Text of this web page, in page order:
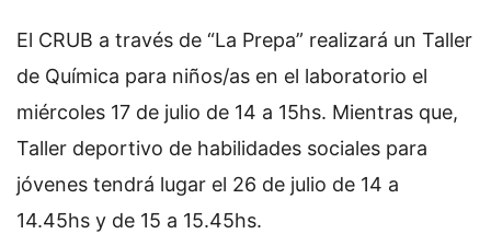
El CRUB a través de “La Prepa” realizará un Taller
de Química para niños/as en el laboratorio el
miércoles 17 de julio de 14 a 15hs. Mientras que,
Taller deportivo de habilidades sociales para
jóvenes tendrá lugar el 26 de julio de 14 a
14.45hs y de 15 a 15.45hs.